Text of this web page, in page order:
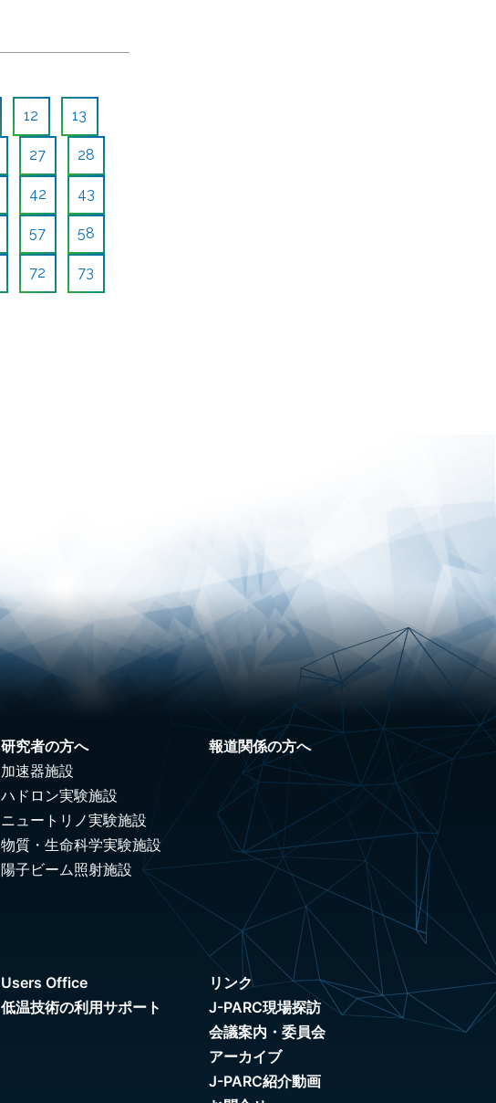
12 13
27 28
42 43
57 58
72 73
研究者の方へ
加速器施設
ハドロン実験施設
ニュートリノ実験施設
物質・生命科学実験施設
陽子ビーム照射施設
報道関係の方へ
Users Office
低温技術の利用サポート
リンク
J-PARC現場探訪
会議案内・委員会
アーカイブ
J-PARC紹介動画